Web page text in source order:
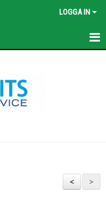
LOGGA IN
>
<